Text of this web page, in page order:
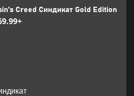
Creed Синдикат Gold Edition